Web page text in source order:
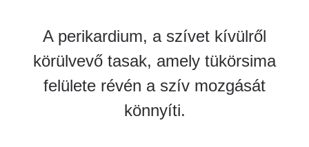
A perikardium, a szívet kívülről
körülvevő tasak, amely tükörsima
felülete révén a szív mozgását
könnyíti.